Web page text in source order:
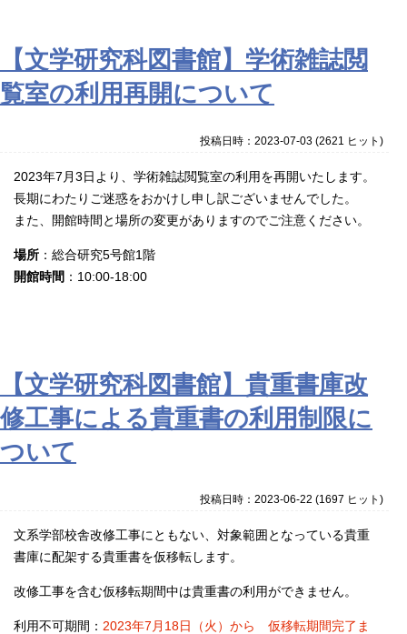
【文学研究科図書館】学術雑誌閲
覧室の利用再開について
投稿日時：2023-07-03(2621 ヒット )
2023年7月3日より、学術雑誌閲覧室の利用を再開いたします。
長期にわたりご迷惑をおかけし申し訳ございませんでした。
また、開館時間と場所の変更がありますのでご注意ください。
場所 ：総合研究5号館1階
開館時間 ：10:00-18:00
【文学研究科図書館】貴重書庫改
修工事による貴重書の利用制限に
ついて
投稿日時：2023-06-22 (1697 ヒット )
文系学部校舎改修工事にともない、対象範囲となっている貴重
書庫に配架する貴重書を仮移転します。
改修工事を含む仮移転期間中は貴重書の利用ができません。
利用不可期間： 2023年7月18日（火）から 仮移転期間完了ま